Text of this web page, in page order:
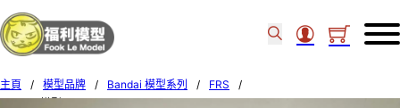
主頁 / 模型品牌 / Bandai 模型系列 / FRS
/